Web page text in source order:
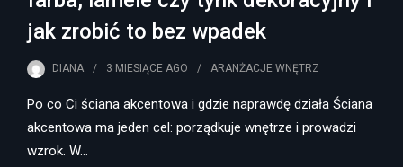
jak zrobić to bez wpadek
DIANA 3 MIESIĄCE AGO ARANŻACJE WNĘTRZ
Po co Ci ściana akcentowa i gdzie naprawdę działa Ściana
akcentowa ma jeden cel: porządkuje wnętrze i prowadzi
wzrok. W…